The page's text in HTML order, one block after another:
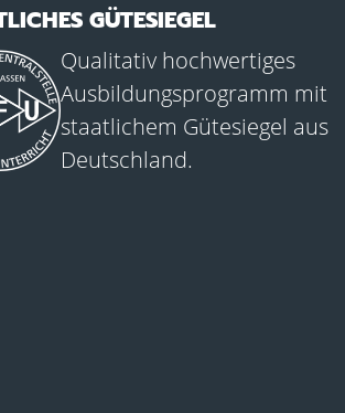
GÜTESIEGEL
Qualitativ hochwertiges
Ausbildungsprogramm mit
staatlichem Gütesiegel aus
Deutschland.